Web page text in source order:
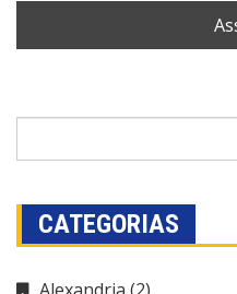
CATEGORIAS